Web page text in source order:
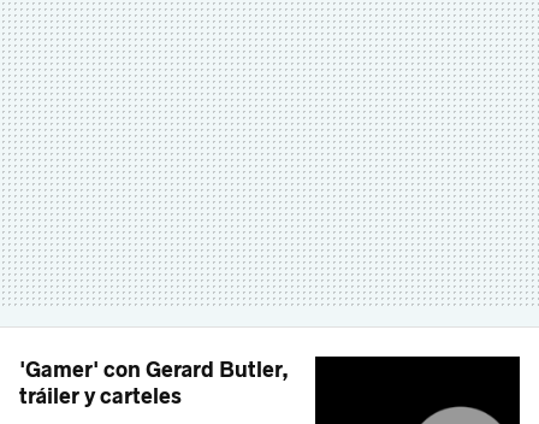
'Gamer' con Gerard Butler,
tráiler y carteles